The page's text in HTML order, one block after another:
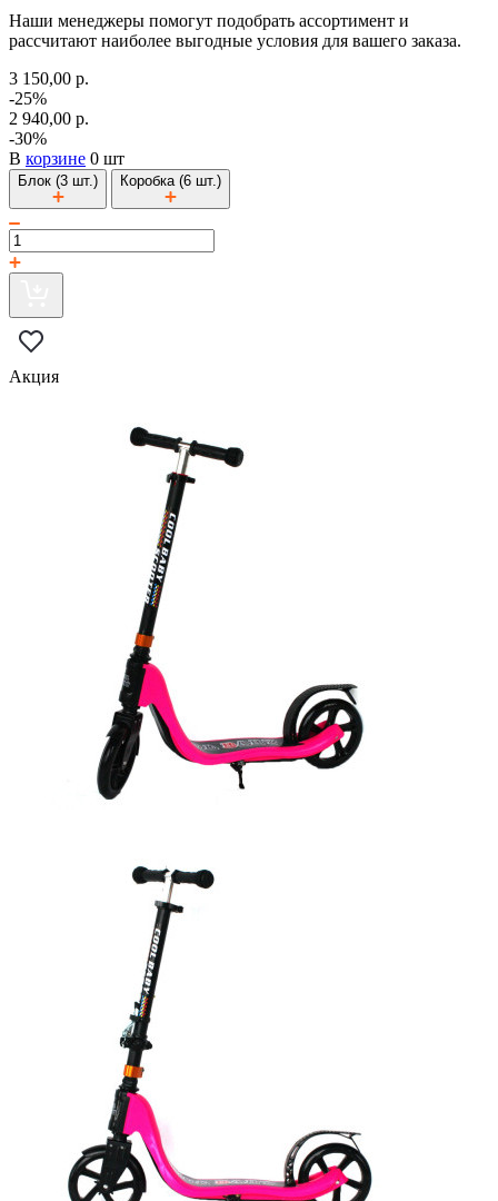
Наши менеджеры помогут подобрать ассортимент и
рассчитают наиболее выгодные условия для вашего заказа.
3 150,00 р.
-25%
2 940,00 р.
-30%
В корзине 0 шт
Блок (3 шт.) Коробка (6 шт.)
Акция